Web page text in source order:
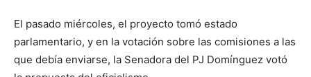
El pasado miércoles, el proyecto tomó estado
parlamentario, y en la votación sobre las comisiones a las
que debía enviarse, la Senadora del PJ Domínguez votó